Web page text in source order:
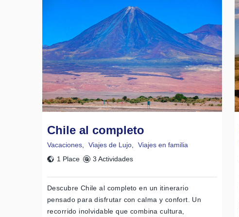
Chile al completo
Vacaciones Viajes de Lujo
Viajes en familia
1 Place
3 Actividades
Descubre Chile al completo en un itinerario
pensado para disfrutar con calma y confort. Un
recorrido inolvidable que combina cultura,